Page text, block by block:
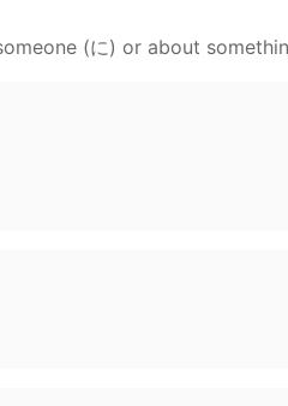
(に) or about